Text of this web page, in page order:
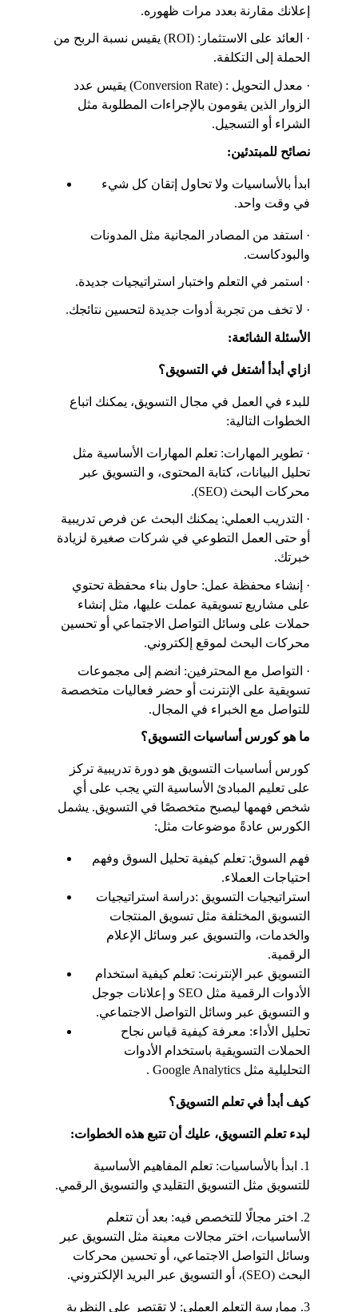
إعلانك مقارنة بعدد مرات ظهوره.
· العائد على الاستثمار: (ROI) يقيس نسبة الربح من
الحملة إلى التكلفة.
· معدل التحويل : (Conversion Rate) يقيس عدد
الزوار الذين يقومون بالإجراءات المطلوبة مثل
الشراء أو التسجيل.
نصائح للمبتدئين:
ابدأ بالأساسيات ولا تحاول إتقان كل شيء
في وقت واحد.
· استفد من المصادر المجانية مثل المدونات
والبودكاست.
· استمر في التعلم واختبار استراتيجيات جديدة.
· لا تخف من تجربة أدوات جديدة لتحسين نتائجك.
الأسئلة الشائعة:
ازاي أبدأ أشتغل في التسويق؟
للبدء في العمل في مجال التسويق، يمكنك اتباع
الخطوات التالية:
· تطوير المهارات: تعلم المهارات الأساسية مثل
تحليل البيانات، كتابة المحتوى، و التسويق عبر
محركات البحث (SEO).
· التدريب العملي: يمكنك البحث عن فرص تدريبية
أو حتى العمل التطوعي في شركات صغيرة لزيادة
خبرتك.
· إنشاء محفظة عمل: حاول بناء محفظة تحتوي
على مشاريع تسويقية عملت عليها، مثل إنشاء
حملات على وسائل التواصل الاجتماعي أو تحسين
محركات البحث لموقع إلكتروني.
· التواصل مع المحترفين: انضم إلى مجموعات
تسويقية على الإنترنت أو حضر فعاليات متخصصة
للتواصل مع الخبراء في المجال.
ما هو كورس أساسيات التسويق؟
كورس أساسيات التسويق هو دورة تدريبية تركز
على تعليم المبادئ الأساسية التي يجب على أي
شخص فهمها ليصبح متخصصًا في التسويق. يشمل
الكورس عادةً موضوعات مثل:
فهم السوق: تعلم كيفية تحليل السوق وفهم
احتياجات العملاء.
استراتيجيات التسويق :دراسة استراتيجيات
التسويق المختلفة مثل تسويق المنتجات
والخدمات، والتسويق عبر وسائل الإعلام
الرقمية.
التسويق عبر الإنترنت: تعلم كيفية استخدام
الأدوات الرقمية مثل SEO و إعلانات جوجل
و التسويق عبر وسائل التواصل الاجتماعي.
تحليل الأداء: معرفة كيفية قياس نجاح
الحملات التسويقية باستخدام الأدوات
التحليلية مثل Google Analytics .
كيف أبدأ في تعلم التسويق؟
لبدء تعلم التسويق، عليك أن تتبع هذه الخطوات:
1. ابدأ بالأساسيات: تعلم المفاهيم الأساسية
للتسويق مثل التسويق التقليدي والتسويق الرقمي.
2. اختر مجالًا للتخصص فيه: بعد أن تتعلم
الأساسيات، اختر مجالات معينة مثل التسويق عبر
وسائل التواصل الاجتماعي، أو تحسين محركات
البحث (SEO)، أو التسويق عبر البريد الإلكتروني.
3. ممارسة التعلم العملي: لا تقتصر على النظرية